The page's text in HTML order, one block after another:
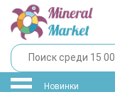
Новинки